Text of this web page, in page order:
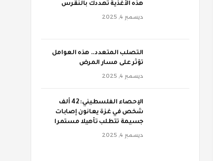
‫هذه الأغذية تهددك بالنقرس
ديسمبر 4, 2025
‫التصلب المتعدد.. هذه العوامل
تؤثر على مسار المرض
ديسمبر 4, 2025
الإحصاء الفلسطيني: 42 ألف
شخص في غزة يعانون إصابات
جسيمة تتطلب تأهيلا مستمرا
ديسمبر 4, 2025